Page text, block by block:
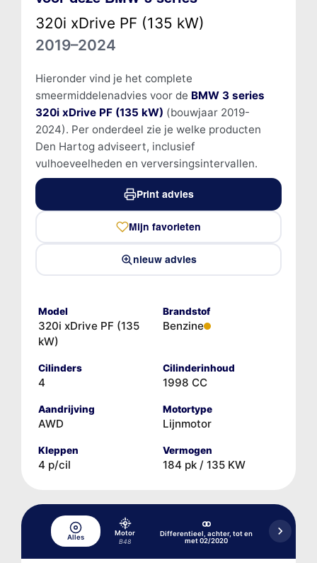
320i xDrive PF (135 kW)
2019–2024
Hieronder vind je het complete
smeermiddelenadvies voor de BMW 3 series
320i xDrive PF (135 kW) (bouwjaar 2019-
2024). Per onderdeel zie je welke producten
Den Hartog adviseert, inclusief
vulhoeveelheden en verversingsintervallen.
Print advies
Mijn favorieten
nieuw advies
Model
320i xDrive PF (135
kW)
Brandstof
Benzine
Cilinders
4
Cilinderinhoud
1998 CC
Aandrijving
AWD
Motortype
Lijnmotor
Kleppen
4 p/cil
Vermogen
184 pk / 135 KW
Alles
Motor
B48
Differentieel, achter, tot en
met 02/2020